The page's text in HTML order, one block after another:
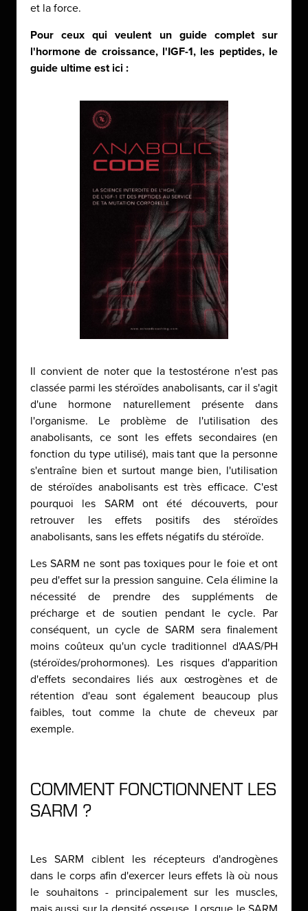
et la force.
Pour ceux qui veulent un guide complet sur
l'hormone de croissance, l'IGF-1, les peptides, le
guide ultime est ici :
Il convient de noter que la testostérone n'est pas
classée parmi les stéroïdes anabolisants, car il s'agit
d'une hormone naturellement présente dans
l'organisme. Le problème de l'utilisation des
anabolisants, ce sont les effets secondaires (en
fonction du type utilisé), mais tant que la personne
s'entraîne bien et surtout mange bien, l'utilisation
de stéroïdes anabolisants est très efficace. C'est
pourquoi les SARM ont été découverts, pour
retrouver les effets positifs des stéroïdes
anabolisants, sans les effets négatifs du stéroïde.
Les SARM ne sont pas toxiques pour le foie et ont
peu d'effet sur la pression sanguine. Cela élimine la
nécessité de prendre des suppléments de
précharge et de soutien pendant le cycle. Par
conséquent, un cycle de SARM sera finalement
moins coûteux qu'un cycle traditionnel d'AAS/PH
(stéroïdes/prohormones). Les risques d'apparition
d'effets secondaires liés aux œstrogènes et de
rétention d'eau sont également beaucoup plus
faibles, tout comme la chute de cheveux par
exemple.
COMMENT FONCTIONNENT LES
SARM ?
Les SARM ciblent les récepteurs d'androgènes
dans le corps afin d'exercer leurs effets là où nous
le souhaitons - principalement sur les muscles,